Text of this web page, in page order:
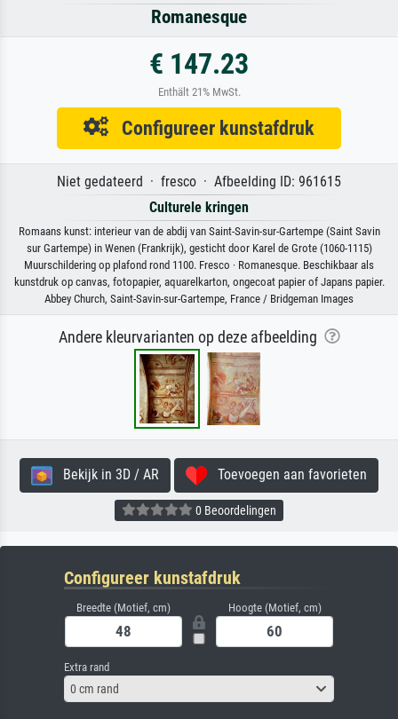
Romanesque
€ 147.23
Enthält 21% MwSt.
Configureer kunstafdruk
Niet gedateerd · fresco · Afbeelding ID: 961615
Culturele kringen
Romaans kunst: interieur van de abdij van Saint-Savin-sur-Gartempe (Saint Savin
sur Gartempe) in Wenen (Frankrijk), gesticht door Karel de Grote (1060-1115)
Muurschildering op plafond rond 1100. Fresco · Romanesque. Beschikbaar als
kunstdruk op canvas, fotopapier, aquarelkarton, ongecoat papier of Japans papier.
Abbey Church, Saint-Savin-sur-Gartempe, France / Bridgeman Images
Andere kleurvarianten op deze afbeelding
Bekijk in 3D / AR Toevoegen aan favorieten
0 Beoordelingen
Configureer kunstafdruk
Breedte (Motief, cm) Hoogte (Motief, cm)
Extra rand
0 cm rand